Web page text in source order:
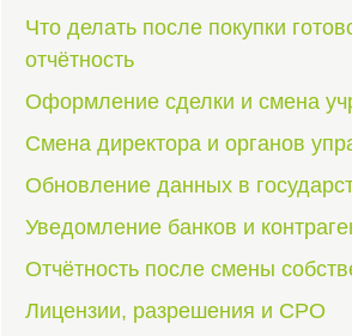
Что делать после покупки
отчётность
Оформление сделки и смена
Смена директора и органов
Обновление данных в
Уведомление банков и
Отчётность после смены
Лицензии, разрешения и СРО